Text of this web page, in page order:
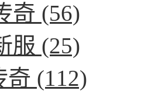
奇 (56)
服 (25)
奇 (112)